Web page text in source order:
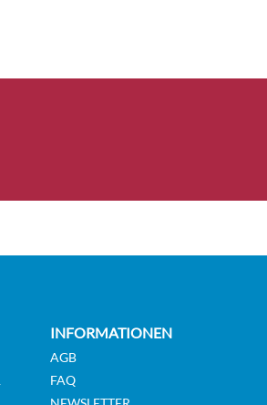
INFORMATIONEN
AGB
FAQ